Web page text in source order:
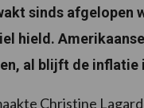
sinds afgelopen
hield.
al blijft de inflatie
Christine